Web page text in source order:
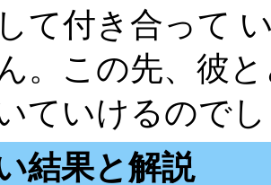
て付き合って
。この先、彼
ていけるので
結果と解説